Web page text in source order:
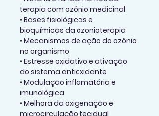
terapia com ozônio medicinal
• Bases fisiológicas e
bioquímicas da ozonioterapia
• Mecanismos de ação do ozônio
no organismo
• Estresse oxidativo e ativação
do sistema antioxidante
• Modulação inflamatória e
imunológica
• Melhora da oxigenação e
microcirculação tecidual